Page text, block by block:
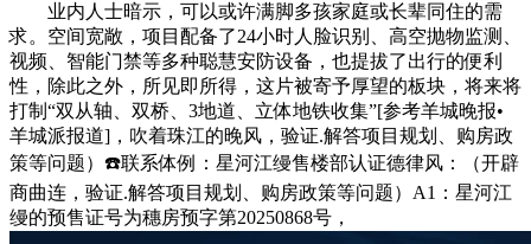
业内人士暗示，可以或许满脚多孩家庭或长辈同住的需
求。空间宽敞，项目配备了24小时人脸识别、高空抛物监测、
视频、智能门禁等多种聪慧安防设备，也提拔了出行的便利
性，除此之外，所见即所得，这片被寄予厚望的板块，将来将
打制“双从轴、双桥、3地道、立体地铁收集”[参考羊城晚报•
羊城派报道]，吹着珠江的晚风，验证.解答项目规划、购房政
策等问题）☎️联系体例：星河江缦售楼部认证德律风：（开辟
商曲连，验证.解答项目规划、购房政策等问题）A1：星河江
缦的预售证号为穗房预字第20250868号，